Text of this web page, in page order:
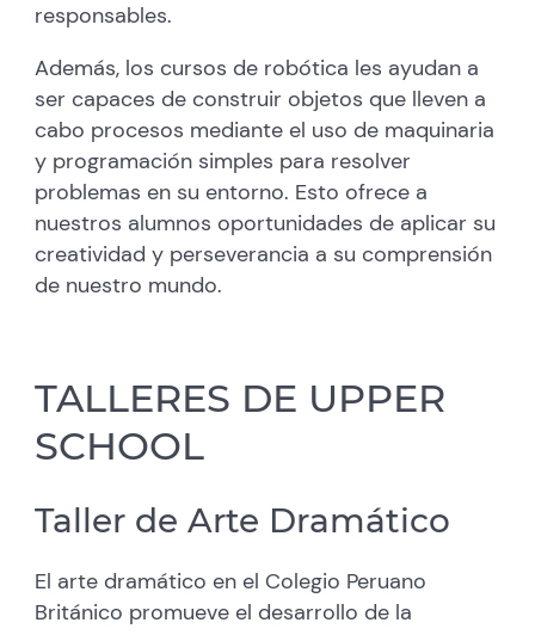
responsables.
Además, los cursos de robótica les ayudan a
ser capaces de construir objetos que lleven a
cabo procesos mediante el uso de maquinaria
y programación simples para resolver
problemas en su entorno. Esto ofrece a
nuestros alumnos oportunidades de aplicar su
creatividad y perseverancia a su comprensión
de nuestro mundo.
TALLERES DE UPPER
SCHOOL
Taller de Arte Dramático
El arte dramático en el Colegio Peruano
Británico promueve el desarrollo de la